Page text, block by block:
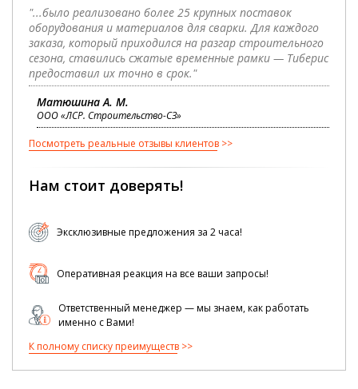
"...было реализовано более 25 крупных поставок
оборудования и материалов для сварки. Для каждого
заказа, который приходился на разгар строительного
сезона, ставились сжатые временные рамки — Тиберис
предоставил их точно в срок."
Матюшина А. М.
ООО «ЛСР. Строительство-СЗ»
Посмотреть реальные отзывы клиентов
Нам стоит доверять!
Эксклюзивные предложения за 2 часа!
Оперативная реакция на все ваши запросы!
Ответственный менеджер — мы знаем, как работать
именно с Вами!
К полному списку преимуществ